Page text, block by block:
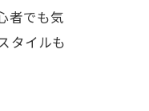
者でも気
タイルも